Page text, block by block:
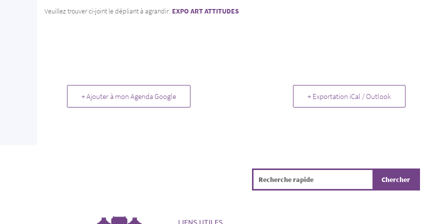
Veuillez trouver ci-joint le dépliant à agrandir: EXPO ART ATTITUDES
+ Ajouter à mon Agenda Google + Exportation iCal / Outlook